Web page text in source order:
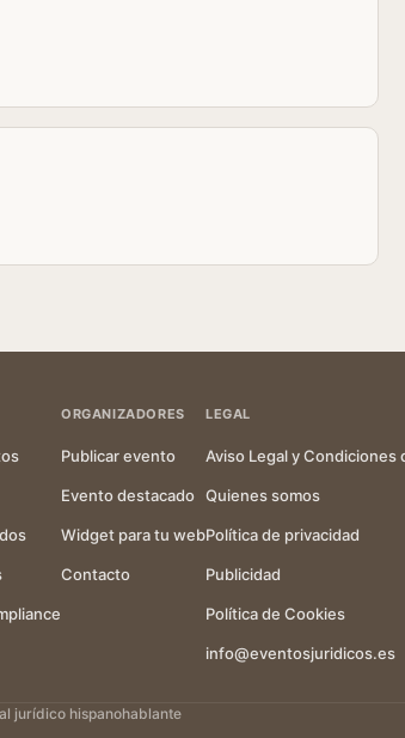
ORGANIZADORES
Publicar evento
Evento destacado
Widget para tu web
Contacto
LEGAL
Aviso Legal y Condiciones
Quienes somos
Política de privacidad
Publicidad
Política de Cookies
info@eventosjuridicos.es
jurídico hispanohablante